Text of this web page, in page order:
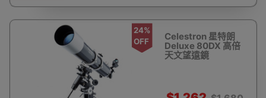
24%
OFF
Celestron 星特朗
Deluxe 80DX 高倍
天文望遠鏡